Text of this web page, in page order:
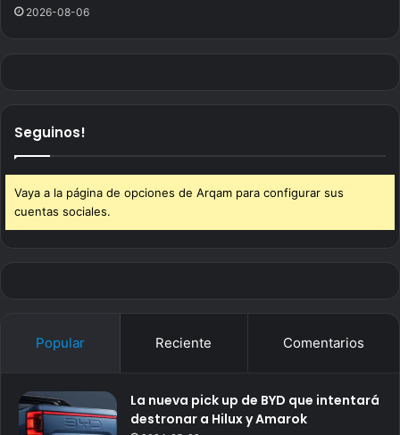
2026-08-06
Seguinos!
Vaya a la página de opciones de Arqam para configurar sus
cuentas sociales.
Popular Reciente Comentarios
La nueva pick up de BYD que intentará
destronar a Hilux y Amarok